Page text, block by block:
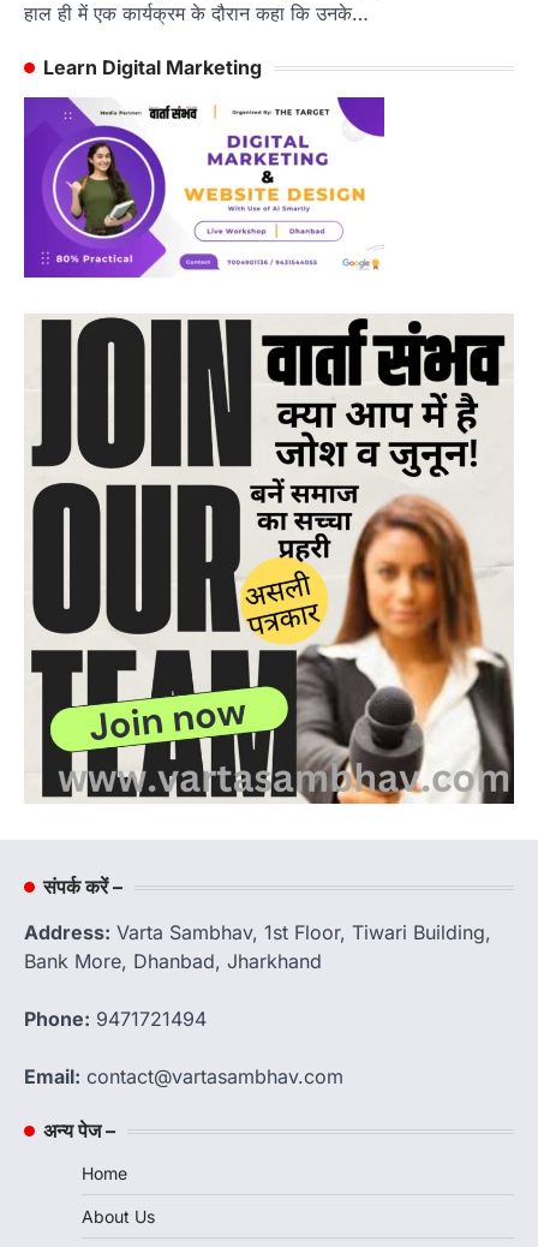
हाल ही में एक कार्यक्रम के दौरान कहा कि उनके…
Learn Digital Marketing
संपर्क करें –
Address: Varta Sambhav, 1st Floor, Tiwari Building,
Bank More, Dhanbad, Jharkhand
Phone: 9471721494
Email: contact@vartasambhav.com
अन्य पेज –
Home
About Us